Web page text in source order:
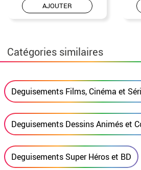
AJOUTER
Catégories similaires
Deguisements Films, Cinéma et
Deguisements Dessins Animés et
Deguisements Super Héros et BD